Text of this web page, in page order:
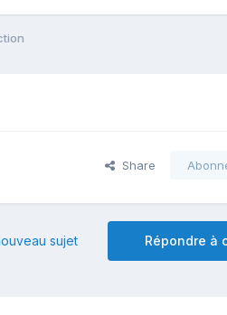
Share
Répondre à
sujet